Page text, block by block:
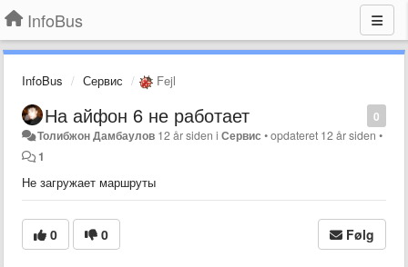
InfoBus
InfoBus Сервис Fejl
0
На айфон 6 не работает
Толибжон Дамбаулов 12 år siden iСервис •opdateret 12 år siden •
1
Не загружает маршруты
0 0 Følg